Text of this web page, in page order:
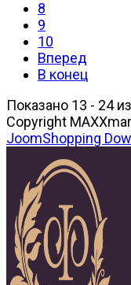
8
9
10
Вперед
В конец
Показано 13 - 24
Copyright
JoomShopping